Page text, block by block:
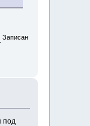
Записан
под